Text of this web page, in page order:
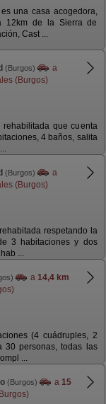
una casa acogedora,
12km de la Sierra de
Cast ...
(Burgos)
a
(Burgos)
que cuenta
4 baños, salita
(Burgos)
a
(Burgos)
respetando la
3 habitaciones y dos
...
a 14,4 km
(4 cuádruples, 2
30 personas, todas las
...
(Burgos) a 15